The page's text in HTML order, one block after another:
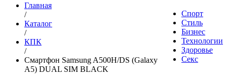
Спорт
Стиль
Бизнес
Технологии
Здоровье
Секс
Главная
/
Каталог
/
КПК
/
Смартфон Samsung A500H/DS (Galaxy
A5) DUAL SIM BLACK